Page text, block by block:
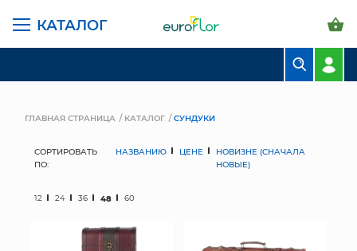
КАТАЛОГ
ГОРШКИ И КАШПО
ГЛАВНАЯ СТРАНИЦА КАТАЛОГ СУНДУКИ
СОРТИРОВАТЬ
ПО:
НАЗВАНИЮ ЦЕНЕ
НОВИЗНЕ (СНАЧАЛА
НОВЫЕ)
12 24 36 48 60